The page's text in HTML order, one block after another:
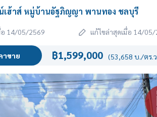
เฮ้าส์ หมู่บ้านอัฐภิญญา พานทอง ชลบุรี
อ 14/05/2569 แก้ไขล่าสุดเมื่อ 14/
าขาย ฿1,599,000 (53,658 บ./ตร.